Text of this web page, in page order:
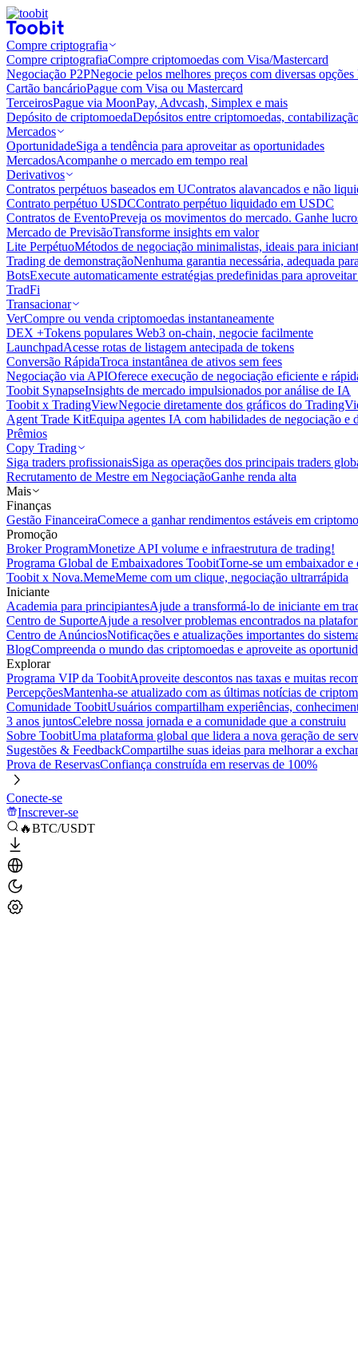
Compre criptografia
Compre criptografiaCompre criptomoedas com Visa/Mastercard
Negociação P2PNegocie pelos melhores preços com diversas
Cartão bancárioPague com Visa ou Mastercard
TerceirosPague via MoonPay, Advcash, Simplex e mais
Depósito de criptomoedaDepósitos entre criptomoedas,
Mercados
OportunidadeSiga a tendência para aproveitar as oportunidades
MercadosAcompanhe o mercado em tempo real
Derivativos
Contratos perpétuos baseados em UContratos alavancados e não
Contrato perpétuo USDCContrato perpétuo liquidado em USDC
Contratos de EventoPreveja os movimentos do mercado. Ganhe
Mercado de PrevisãoTransforme insights em valor
Lite PerpétuoMétodos de negociação minimalistas, ideais para
Trading de demonstraçãoNenhuma garantia necessária, adequada
BotsExecute automaticamente estratégias predefinidas para
TradFi
Transacionar
VerCompre ou venda criptomoedas instantaneamente
DEX +Tokens populares Web3 on-chain, negocie facilmente
LaunchpadAcesse rotas de listagem antecipada de tokens
Conversão RápidaTroca instantânea de ativos sem fees
Negociação via APIOferece execução de negociação eficiente e
Toobit SynapseInsights de mercado impulsionados por análise de IA
Toobit x TradingViewNegocie diretamente dos gráficos do
Agent Trade KitEquipa agentes IA com habilidades de negociação e
Prêmios
Copy Trading
Siga traders profissionaisSiga as operações dos principais traders
Recrutamento de Mestre em NegociaçãoGanhe renda alta
Mais
Finanças
Gestão FinanceiraComece a ganhar rendimentos estáveis em
Promoção
Broker ProgramMonetize API volume e infraestrutura de trading!
Programa Global de Embaixadores ToobitTorne-se um embaixador
Toobit x Nova.MemeMeme com um clique, negociação ultrarrápida
Iniciante
Academia para principiantesAjude a transformá-lo de iniciante em
Centro de SuporteAjude a resolver problemas encontrados na
Centro de AnúnciosNotificações e atualizações importantes do
BlogCompreenda o mundo das criptomoedas e aproveite as
Explorar
Programa VIP da ToobitAproveite descontos nas taxas e muitas
PercepçõesMantenha-se atualizado com as últimas notícias de
Comunidade ToobitUsuários compartilham experiências,
3 anos juntosCelebre nossa jornada e a comunidade que a construiu
Sobre ToobitUma plataforma global que lidera a nova geração de
Sugestões & FeedbackCompartilhe suas ideias para melhorar a
Prova de ReservasConfiança construída em reservas de 100%
Conecte-se
Inscrever-se
🔥BTC/USDT